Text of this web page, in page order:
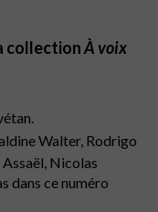
collectionÀ voix
Walter, Rodrigo
Nicolas
dans ce numéro